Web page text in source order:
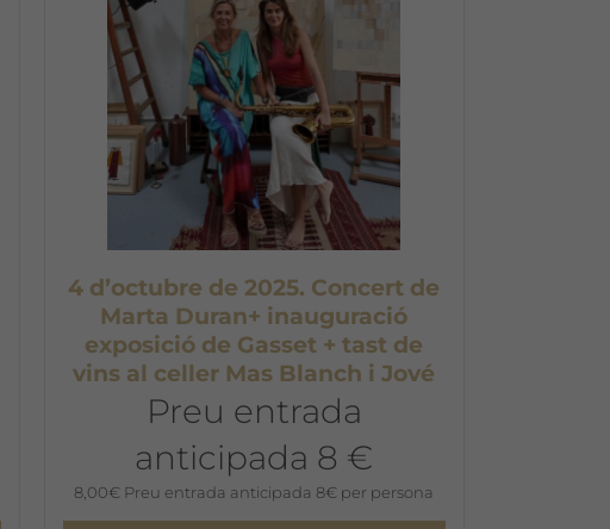
4 d’octubre de 2025. Concert de
Marta Duran+ inauguració
exposició de Gasset + tast de
vins al celler Mas Blanch i Jové
Preu entrada
anticipada 8 €
8,00€ Preu entrada anticipada 8€ per persona